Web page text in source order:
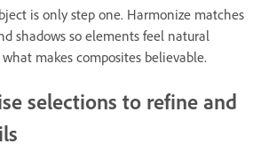
is only step one. Harmonize matches
shadows so elements feel natural
makes composites believable.
selections to refine and